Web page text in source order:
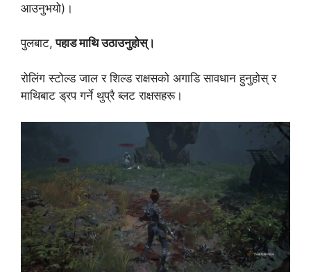
आउनुभयो)।
पुलबाट, पहाड माथि उठाउनुहोस्।
रोलिंग स्टोल्ड जाल र शिल्ड राक्षसको अगाडि सावधान हुनुहोस् र
माथिबाट ड्रप गर्ने थुप्रै ब्लट राक्षसहरू।